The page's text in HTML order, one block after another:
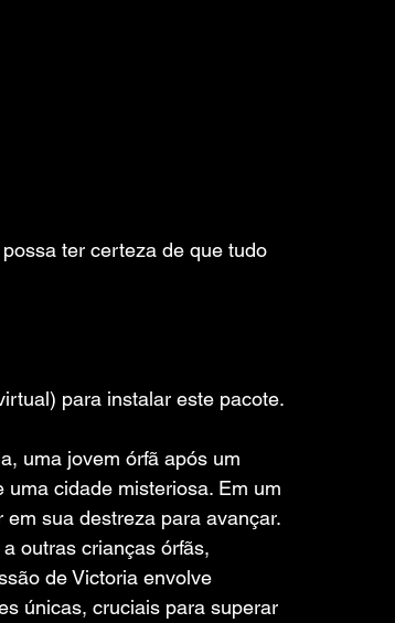
ter certeza de que tudo
para instalar este pacote.
uma jovem órfã após um
cidade misteriosa. Em um
sua destreza para avançar.
outras crianças órfãs,
de Victoria envolve
únicas, cruciais para superar